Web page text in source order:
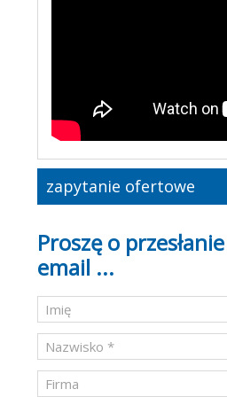
zapytanie ofertowe
Proszę o
email ...